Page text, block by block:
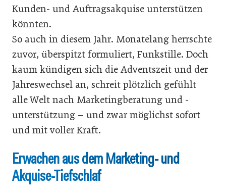
Kunden- und Auftragsakquise unterstützen
könnten.
So auch in diesem Jahr. Monatelang herrschte
zuvor, überspitzt formuliert, Funkstille. Doch
kaum kündigen sich die Adventszeit und der
Jahreswechsel an, schreit plötzlich gefühlt
alle Welt nach Marketingberatung und -
unterstützung – und zwar möglichst sofort
und mit voller Kraft.
Erwachen aus dem Marketing- und
Akquise-Tiefschlaf